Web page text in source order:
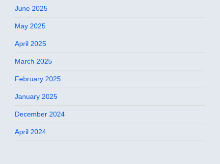
June 2025
May 2025
April 2025
March 2025
February 2025
January 2025
December 2024
April 2024